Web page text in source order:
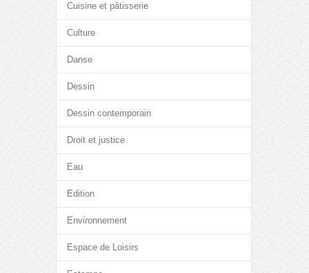
Cuisine et pâtisserie
Culture
Danse
Dessin
Dessin contemporain
Droit et justice
Eau
Edition
Environnement
Espace de Loisirs